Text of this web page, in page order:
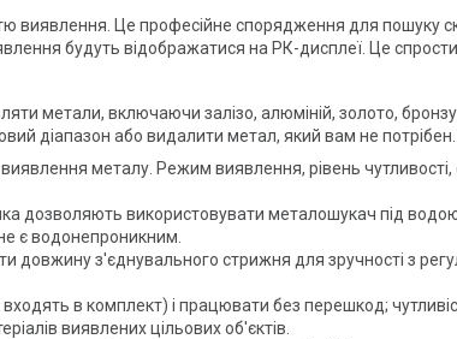
виявлення. Це професійне спорядження для пошуку
будуть відображатися на РК-дисплеї. Це
метали, включаючи залізо, алюміній, золото,
діапазон або видалити метал, який вам не
металу. Режим виявлення, рівень чутливості,
дозволяють використовувати металошукач під
є водонепроникним.
довжину з'єднувального стрижня для зручності з
в комплект) і працювати без перешкод;
виявлених цільових об'єктів.